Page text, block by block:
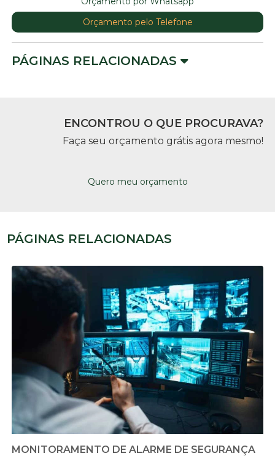
Orçamento pelo Telefone
PÁGINAS RELACIONADAS
ENCONTROU O QUE PROCURAVA?
Faça seu orçamento grátis agora mesmo!
Quero meu orçamento
PÁGINAS RELACIONADAS
MONITORAMENTO DE ALARME DE SEGURANÇA